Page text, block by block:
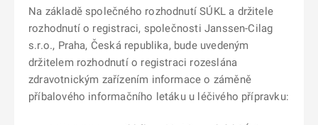
Na základě společného rozhodnutí SÚKL a držitele
rozhodnutí o registraci, společnosti Janssen-Cilag
s.r.o., Praha, Česká republika, bude uvedeným
držitelem rozhodnutí o registraci rozeslána
zdravotnickým zařízením informace o záměně
příbalového informačního letáku u léčivého přípravku: